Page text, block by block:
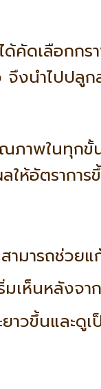
ได้คัดเลือก
จึงนำไปปลู
ภาพในทุกขั้
ห้อัตราการ
ามารถช่วย
มเห็นหลังจ
าวขึ้นและดูเ